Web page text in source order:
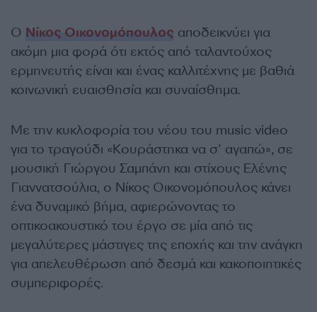
Ο Nίκος Οικονομόπουλος αποδεικνύει για
ακόμη μια φορά ότι εκτός από ταλαντούχος
ερμηνευτής είναι και ένας καλλιτέχνης με βαθιά
κοινωνική ευαισθησία και συναίσθημα.
Με την κυκλοφορία του νέου του music video
για το τραγούδι «Κουράστηκα να σ’ αγαπώ», σε
μουσική Γιώργου Σαμπάνη και στίχους Ελένης
Γιαννατσούλια, ο Νίκος Οικονομόπουλος κάνει
ένα δυναμικό βήμα, αφιερώνοντας το
οπτικοακουστικό του έργο σε μία από τις
μεγαλύτερες μάστιγες της εποχής και την ανάγκη
για απελευθέρωση από δεσμά και κακοποιητικές
συμπεριφορές.